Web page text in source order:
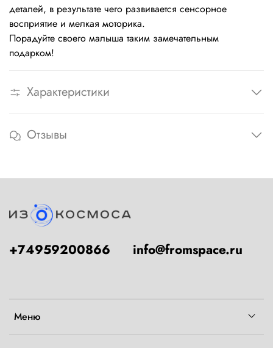
деталей, в результате чего развивается сенсорное
восприятие и мелкая моторика.
Порадуйте своего малыша таким замечательным
подарком!
Характеристики
Отзывы
Меню
+74959200866 info@fromspace.ru